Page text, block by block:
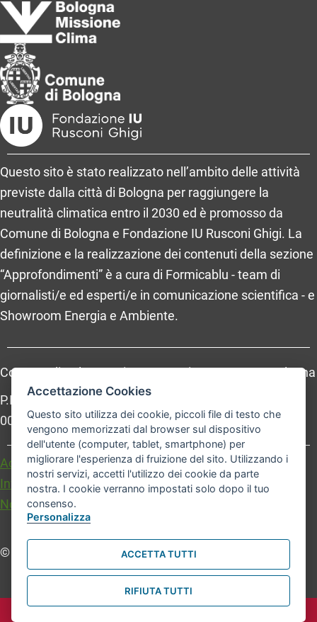
Questo sito è stato realizzato nell’ambito delle attività
previste dalla città di Bologna per raggiungere la
neutralità climatica entro il 2030 ed è promosso da
Comune di Bologna e Fondazione IU Rusconi Ghigi. La
definizione e la realizzazione dei contenuti della sezione
“Approfondimenti” è a cura di Formicablu - team di
giornalisti/e ed esperti/e in comunicazione scientifica - e
Showroom Energia e Ambiente.
Comune di Bologna, Piazza Maggiore, 6 - 40124 Bologna
P.Iva: 01232710374 - Cod. IBAN: IT 88 R 02008 02435
000020067156
Accessibilità
Carta dei valori
Informativa sul trattamento dei dati personali
Note legali
© Comune di Bologna. Tutti i diritti riservati.
Accettazione Cookies
Questo sito utilizza dei cookie, piccoli file di testo che
vengono memorizzati dal browser sul dispositivo
dell'utente (computer, tablet, smartphone) per
migliorare l'esperienza di fruizione del sito. Utilizzando i
nostri servizi, accetti l'utilizzo dei cookie da parte
nostra. I cookie verranno impostati solo dopo il tuo
consenso.
Personalizza
ACCETTA TUTTI
RIFIUTA TUTTI